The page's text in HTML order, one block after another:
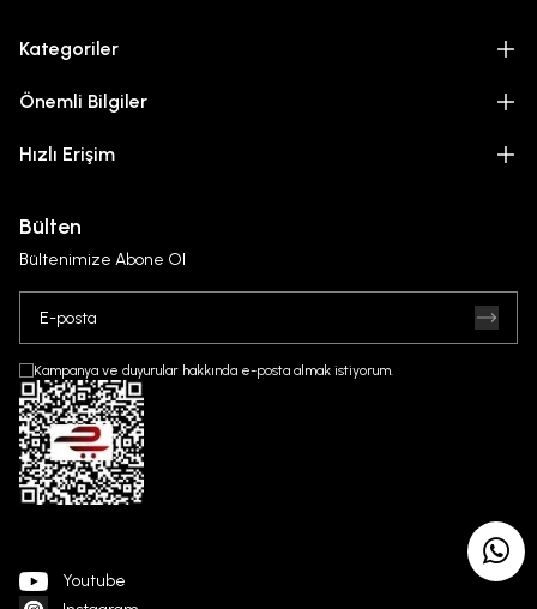
Kategoriler
Önemli Bilgiler
Hızlı Erişim
Bülten
Bültenimize Abone Ol
Kampanya ve duyurular hakkında e-posta almak istiyorum.
Youtube